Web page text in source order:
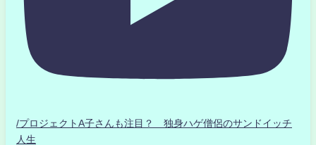
/プロジェクトA子さんも注目？ 独身ハゲ僧侶のサンドイッチ
人生